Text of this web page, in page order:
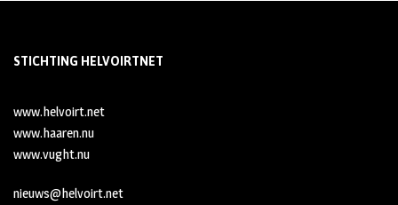
STICHTING HELVOIRTNET
www.helvoirt.net
www.haaren.nu
www.vught.nu
nieuws@helvoirt.net